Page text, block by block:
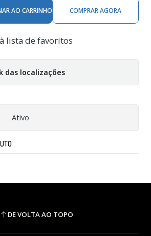
AO CARRINHO COMPRAR AGORA
lista de favoritos
das localizações
Ativo
DE VOLTA AO TOPO